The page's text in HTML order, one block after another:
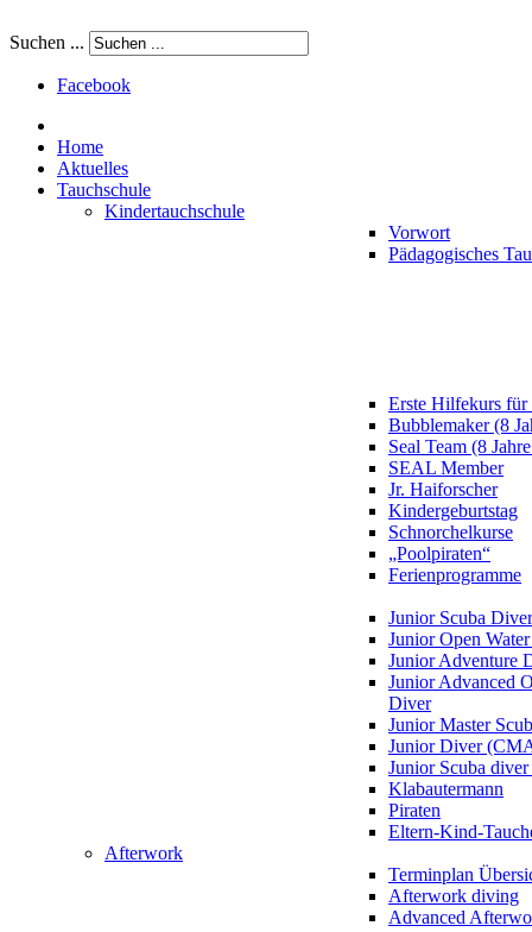
Suchen ...
Facebook
Home
Aktuelles
Tauchschule
Kindertauchschule
Vorwort
Pädagogisches
Erste Hilfekurs
Bubblemaker (8
Seal Team (8
SEAL Member
Jr. Haiforscher
Kindergeburtstag
Schnorchelkurse
„Poolpiraten“
Ferienprogramme
Junior Scuba Diver
Junior Open
Junior Adventure
Junior Advanced
Diver
Junior Master
Junior Diver
Junior Scuba
Klabautermann
Piraten
Eltern-Kind-
Afterwork
Terminplan
Afterwork diving
Advanced